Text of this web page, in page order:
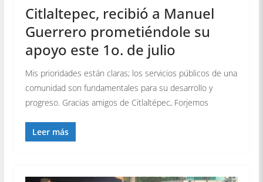
Citlaltepec, recibió a Manuel
Guerrero prometiéndole su
apoyo este 1o. de julio
Mis prioridades están claras; los servicios públicos de una
comunidad son fundamentales para su desarrollo y
progreso. Gracias amigos de Citlaltépec, Forjemos
Leer más